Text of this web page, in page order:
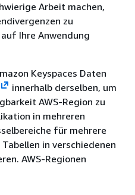
Arbeit machen,
zu
Ihre Anwendung
Keyspaces Daten
innerhalb derselben, um
AWS-Region zu
in mehreren
für mehrere
in verschiedenen
AWS-Regionen